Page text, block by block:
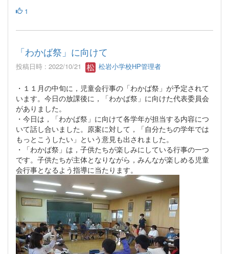
1
「わかば祭」に向けて
投稿日時 : 2022/10/21 松岩小学校HP管理者
・１１月の中旬に，児童会行事の「わかば祭」が予定されて
います。今日の放課後に，「わかば祭」に向けた代表委員会
がありました。
・今日は，「わかば祭」に向けて各学年が担当する内容につ
いて話し合いました。原案に対して，「自分たちの学年では
もっとこうしたい」という意見も出されました。
・「わかば祭」は，子供たちが楽しみにしている行事の一つ
です。子供たちが主体となりながら，みんなが楽しめる児童
会行事となるよう指導に当たります。